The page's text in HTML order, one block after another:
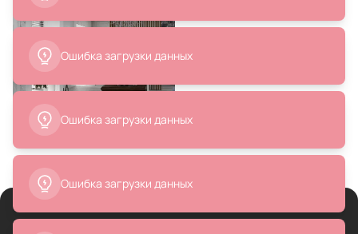
О BasicDecor
Ошибка загрузки данных
Ошибка загрузки данных
Ошибка загрузки данных